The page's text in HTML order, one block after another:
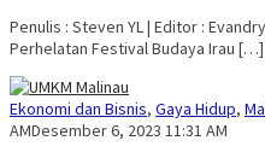
Penulis : Steven YL | Editor : Evandry
Perhelatan Festival Budaya Irau […]
Ekonomi dan Bisnis, Gaya Hidup,
AMDesember 6, 2023 11:31 AM